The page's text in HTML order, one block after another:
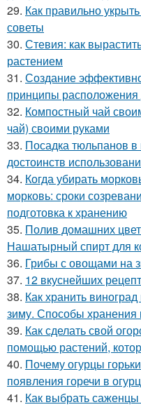
29. Как правильно
советы
30. Стевия: как
растением
31. Создание
принципы расположения
32. Компостный чай
чай) своими руками
33. Посадка тюльпанов
достоинств
34. Когда убирать
морковь: сроки
подготовка к хранению
35. Полив домашних
Нашатырный спирт для
36. Грибы с овощами на
37. 12 вкуснейших
38. Как хранить
зиму. Способы хранения
39. Как сделать свой
помощью растений,
40. Почему огурцы
появления горечи в
41. Как выбрать